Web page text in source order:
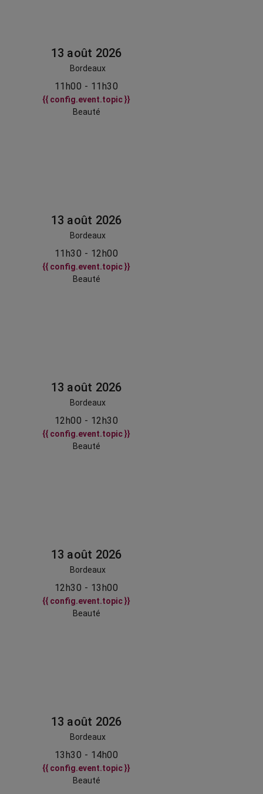
13 août 2026
Bordeaux
11h00 - 11h30
{{ config.event.topic }}
Beauté
13 août 2026
Bordeaux
11h30 - 12h00
{{ config.event.topic }}
Beauté
13 août 2026
Bordeaux
12h00 - 12h30
{{ config.event.topic }}
Beauté
13 août 2026
Bordeaux
12h30 - 13h00
{{ config.event.topic }}
Beauté
13 août 2026
Bordeaux
13h30 - 14h00
{{ config.event.topic }}
Beauté